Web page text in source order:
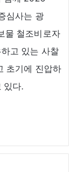
심사는 광
물 철조비로자
고 있는 사찰
초기에 진압하
있다.